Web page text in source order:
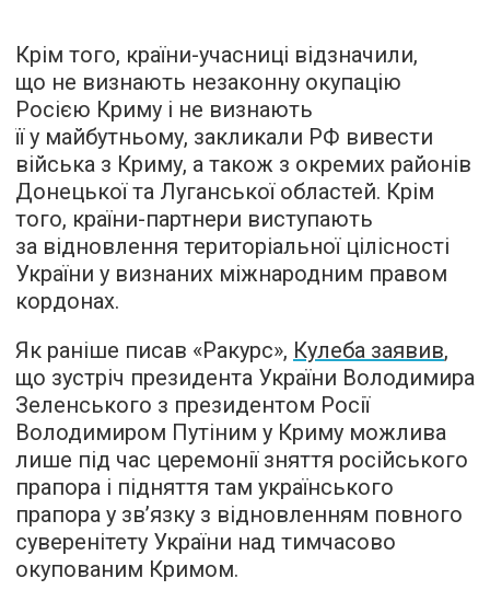
Крім того, країни-учасниці відзначили,
що не визнають незаконну окупацію
Росією Криму і не визнають
її у майбутньому, закликали РФ вивести
війська з Криму, а також з окремих районів
Донецької та Луганської областей. Крім
того, країни-партнери виступають
за відновлення територіальної цілісності
України у визнаних міжнародним правом
кордонах.
Як раніше писав «Ракурс», Кулеба заявив,
що зустріч президента України Володимира
Зеленського з президентом Росії
Володимиром Путіним у Криму можлива
лише під час церемонії зняття російського
прапора і підняття там українського
прапора у зв’язку з відновленням повного
суверенітету України над тимчасово
окупованим Кримом.